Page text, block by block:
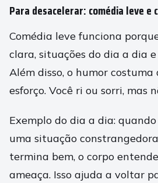
Para desacelerar: comédia leve e
Comédia leve funciona
clara, situações do dia a dia
Além disso, o humor
esforço. Você ri ou sorri, mas
Exemplo do dia a dia:
uma situação
termina bem, o corpo
ameaça. Isso ajuda a voltar